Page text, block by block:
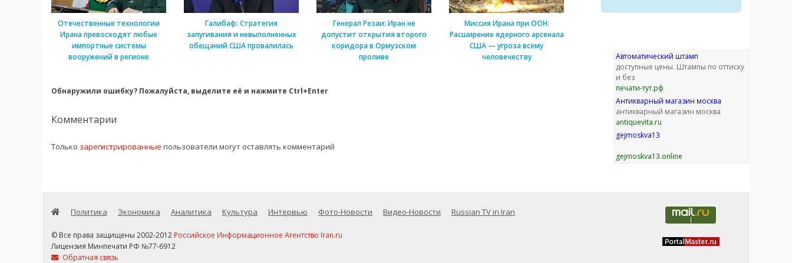
Отечественные технологии
Ирана превосходят любые
импортные системы
вооружений в регионе
Галибаф: Стратегия
запугивания и невыполненных
обещаний США провалилась
Генерал Резаи: Иран не
допустит открытия второго
коридора в Ормузском
проливе
Миссия Ирана при ООН:
Расширение ядерного арсенала
США — угроза всему
человечеству
Обнаружили ошибку? Пожалуйста, выделите её и нажмите Ctrl+Enter
Комментарии
Только зарегистрированные пользователи могут оставлять комментарий
Автоматический штамп
доступные цены. Штампы по оттиску
и без
печати-тут.рф
Антикварный магазин москва
антикварный магазин москва
antiquevita.ru
gejmoskva13
gejmoskva13.online
Политика Экономика Аналитика Культура Интервью Фото-Новости Видео-Новости Russian TV in Iran
© Все права защищены 2002-2012 Российское Информационное Агентство Iran.ru
Лицензия Минпечати РФ №77-6912
Обратная связь